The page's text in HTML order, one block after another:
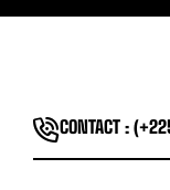
CONTACT :